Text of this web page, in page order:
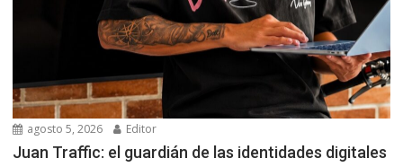
agosto 5, 2026 Editor
Juan Traffic: el guardián de las identidades digitales